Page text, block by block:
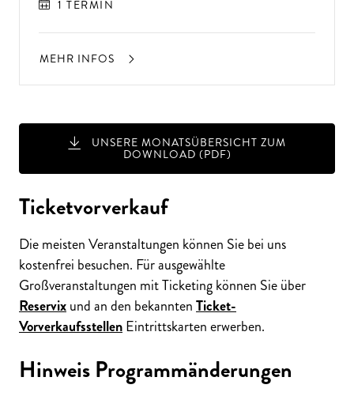
1 TERMIN
MEHR INFOS
UNSERE MONATSÜBERSICHT ZUM
DOWNLOAD (PDF)
Ticketvorverkauf
Die meisten Veranstaltungen können Sie bei uns
kostenfrei besuchen. Für ausgewählte
Großveranstaltungen mit Ticketing können Sie über
Reservixund an den bekanntenTicket-
VorverkaufsstellenEintrittskarten erwerben.
Hinweis Programmänderungen